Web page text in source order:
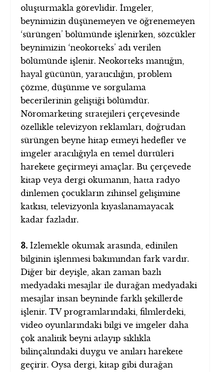
oluşturmakla görevlidir. İmgeler,
beynimizin düşünemeyen ve öğrenemeyen
‘sürüngen’ bölümünde işlenirken, sözcükler
beynimizin ‘neokorteks’ adı verilen
bölümünde işlenir. Neokorteks mantığın,
hayal gücünün, yaratıcılığın, problem
çözme, düşünme ve sorgulama
becerilerinin geliştiği bölümdür.
Nöromarketing stratejileri çerçevesinde
özellikle televizyon reklamları, doğrudan
sürüngen beyne hitap etmeyi hedefler ve
imgeler aracılığıyla en temel dürtüleri
harekete geçirmeyi amaçlar. Bu çerçevede
kitap veya dergi okumanın, hatta radyo
dinlemen çocukların zihinsel gelişimine
katkısı, televizyonla kıyaslanamayacak
kadar fazladır.
3. İzlemekle okumak arasında, edinilen
bilginin işlenmesi bakımından fark vardır.
Diğer bir deyişle, akan zaman bazlı
medyadaki mesajlar ile durağan medyadaki
mesajlar insan beyninde farklı şekillerde
işlenir. TV programlarındaki, filmlerdeki,
video oyunlarındaki bilgi ve imgeler daha
çok analitik beyni atlayıp sıklıkla
bilinçaltındaki duygu ve anıları harekete
geçirir. Oysa dergi, kitap gibi durağan